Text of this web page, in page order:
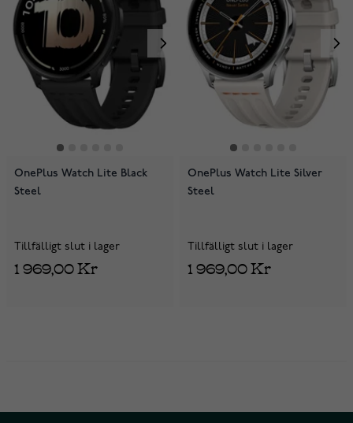
OnePlus Watch Lite Black
Steel
Tillfälligt slut i lager
1 969,00 Kr
OnePlus Watch Lite Silver
Steel
Tillfälligt slut i lager
1 969,00 Kr